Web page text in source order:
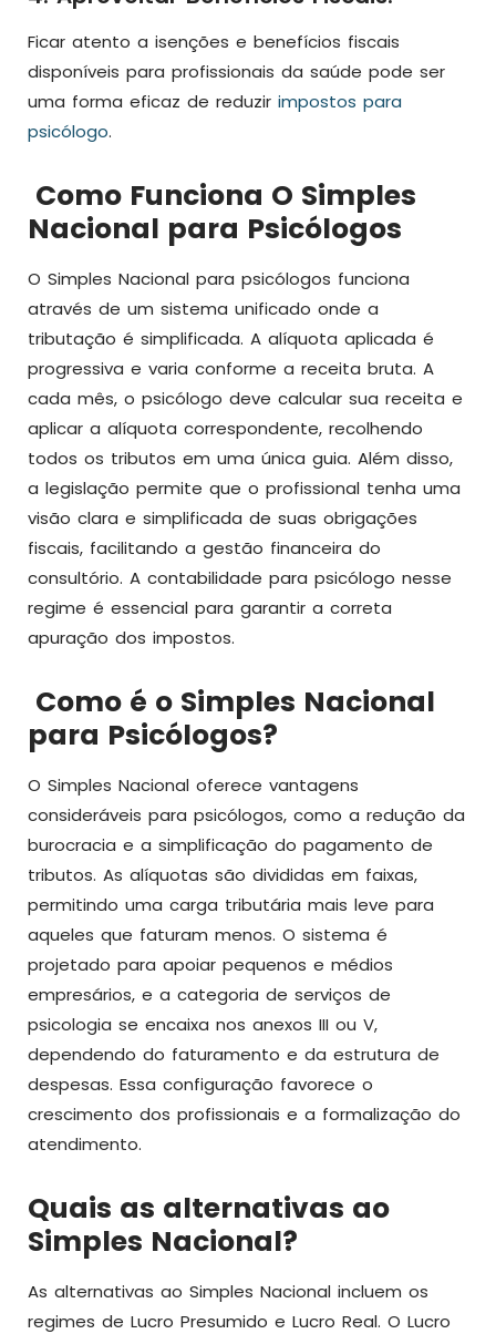
Ficar atento a isenções e benefícios fiscais
disponíveis para profissionais da saúde pode ser
uma forma eficaz de reduzir impostos para
psicólogo.
Como Funciona O Simples
Nacional para Psicólogos
O Simples Nacional para psicólogos funciona
através de um sistema unificado onde a
tributação é simplificada. A alíquota aplicada é
progressiva e varia conforme a receita bruta. A
cada mês, o psicólogo deve calcular sua receita e
aplicar a alíquota correspondente, recolhendo
todos os tributos em uma única guia. Além disso,
a legislação permite que o profissional tenha uma
visão clara e simplificada de suas obrigações
fiscais, facilitando a gestão financeira do
consultório. A contabilidade para psicólogo nesse
regime é essencial para garantir a correta
apuração dos impostos.
Como é o Simples Nacional
para Psicólogos?
O Simples Nacional oferece vantagens
consideráveis para psicólogos, como a redução da
burocracia e a simplificação do pagamento de
tributos. As alíquotas são divididas em faixas,
permitindo uma carga tributária mais leve para
aqueles que faturam menos. O sistema é
projetado para apoiar pequenos e médios
empresários, e a categoria de serviços de
psicologia se encaixa nos anexos III ou V,
dependendo do faturamento e da estrutura de
despesas. Essa configuração favorece o
crescimento dos profissionais e a formalização do
atendimento.
Quais as alternativas ao
Simples Nacional?
As alternativas ao Simples Nacional incluem os
regimes de Lucro Presumido e Lucro Real. O Lucro